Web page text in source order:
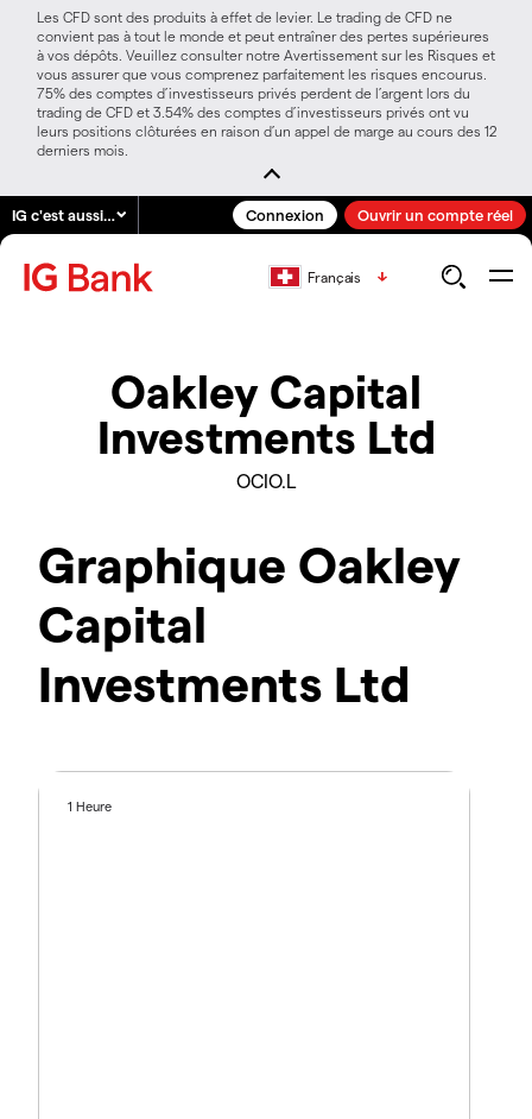
Les CFD sont des produits à effet de levier. Le trading de CFD ne
convient pas à tout le monde et peut entraîner des pertes supérieures
à vos dépôts. Veuillez consulter notre Avertissement sur les Risques et
vous assurer que vous comprenez parfaitement les risques encourus.
75% des comptes d’investisseurs privés perdent de l’argent lors du
trading de CFD et 3.54% des comptes d’investisseurs privés ont vu
leurs positions clôturées en raison d’un appel de marge au cours des 12
derniers mois.
IG c'est aussi… Connexion Ouvrir un compte réel
Français
Oakley Capital
Investments Ltd
OCIO.L
Graphique Oakley
Capital
Investments Ltd
1 Heure